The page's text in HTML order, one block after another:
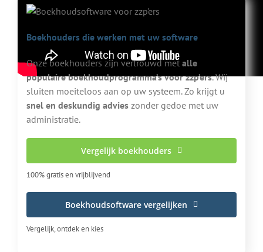
Boekhouders die werken met uw software
Onze boekhouders zijn vertrouwd met alle
populaire boekhoudprogramma’s voor zzp’ers. Wij
sluiten moeiteloos aan op uw systeem. Zo krijgt u
snel en deskundig advies zonder gedoe met uw
administratie.
Vergelijk boekhouders
100% gratis en vrijblijvend
Boekhoudsoftware vergelijken
Vergelijk, ontdek en kies